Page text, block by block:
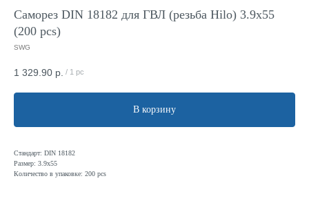
Саморез DIN 18182 для ГВЛ (резьба Hilo) 3.9x55
(200 pcs)
SWG
1 329.90 р. / 1 pc
В корзину
Стандарт: DIN 18182
Размер: 3.9х55
Количество в упаковке: 200 pcs